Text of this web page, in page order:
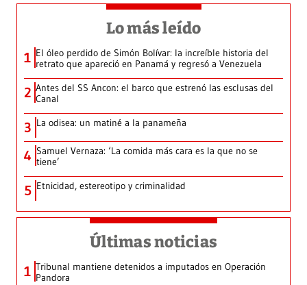
Lo más leído
1 El óleo perdido de Simón Bolívar: la increíble historia del
retrato que apareció en Panamá y regresó a Venezuela
2 Antes del SS Ancon: el barco que estrenó las esclusas del
Canal
3 La odisea: un matiné a la panameña
4 Samuel Vernaza: ‘La comida más cara es la que no se
tiene’
5 Etnicidad, estereotipo y criminalidad
Últimas noticias
1 Tribunal mantiene detenidos a imputados en Operación
Pandora